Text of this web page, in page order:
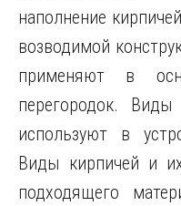
наполнение
возводимой
применяют в
перегородок.
используют в
Виды кирпичей и
подходящего